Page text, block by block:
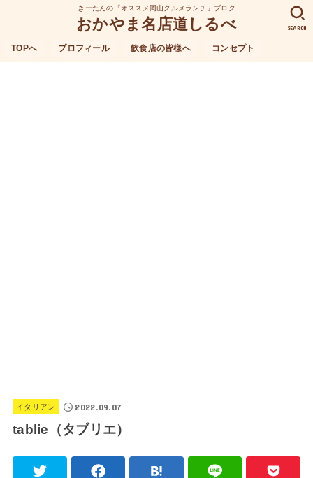
きーたんの「オススメ岡山グルメランチ」ブログ
おかやま名店道しるべ
TOPへ プロフィール 飲食店の皆様へ コンセプト
SEARCH
イタリアン 2022.09.07
tablie（タブリエ）